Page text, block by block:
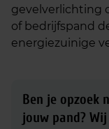
gevelverlichting
of bedrijfspand
energiezuinige
Ben je opzoek
jouw pand?